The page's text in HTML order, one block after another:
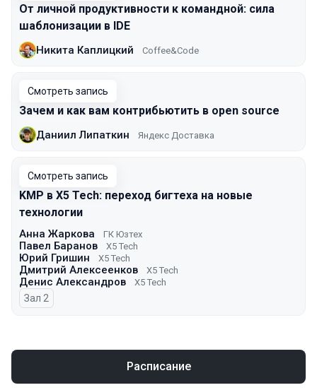
От личной продуктивности к командной: сила
шаблонизации в IDE
Никита Каплицкий Coffee&Code
Смотреть запись
Зачем и как вам контрибьютить в open source
Даниил Липаткин Яндекс Доставка
Смотреть запись
KMP в X5 Tech: переход бигтеха на новые
технологии
Анна Жаркова ГК Юзтех
Павел Баранов X5 Tech
Юрий Гришин X5 Tech
Дмитрий Алексеенков X5 Tech
Денис Александров X5 Tech
Зал 2
Расписание